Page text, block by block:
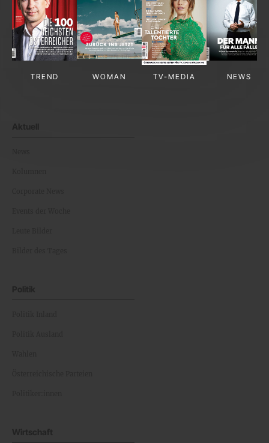
TREND WOMAN TV-MEDIA NEWS